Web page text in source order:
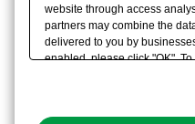
website through access
partners may combine the
delivered to you by
enabled, please click "OK".